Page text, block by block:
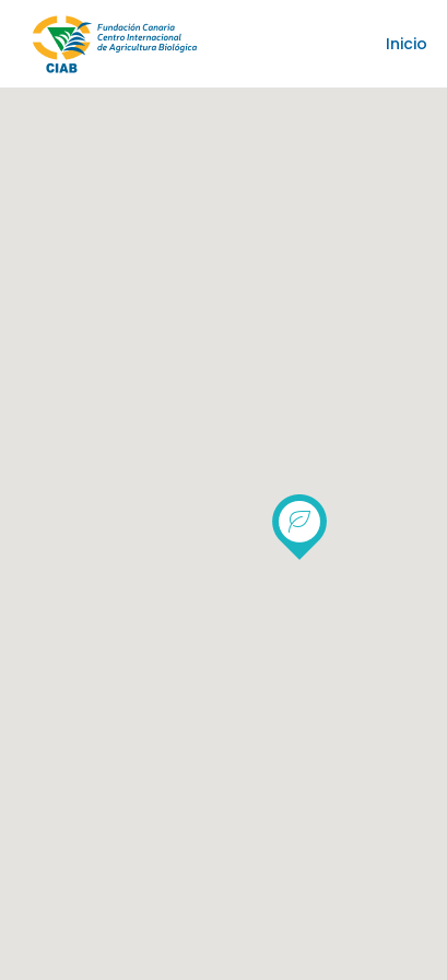
Inicio